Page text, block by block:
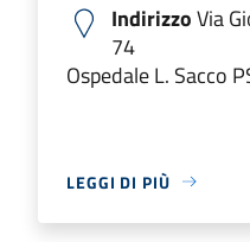
IndirizzoVia
74
Ospedale L. Sacco
LEGGI DI PIÙ